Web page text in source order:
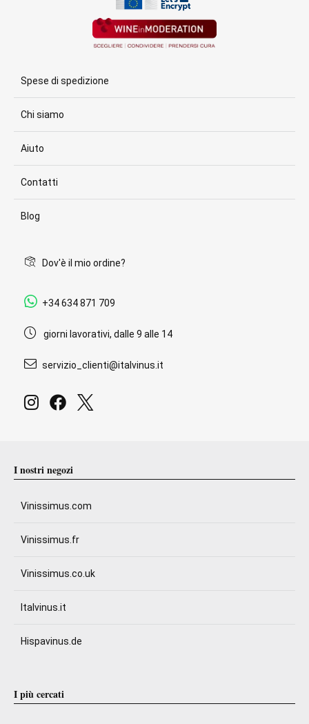
Spese di spedizione
Chi siamo
Aiuto
Contatti
Blog
Dov'è il mio ordine?
+34 634 871 709
giorni lavorativi, dalle 9 alle 14
servizio_clienti@italvinus.it
I nostri negozi
Vinissimus.com
Vinissimus.fr
Vinissimus.co.uk
Italvinus.it
Hispavinus.de
I più cercati